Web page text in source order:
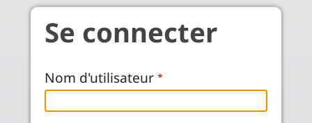
Aller au contenu principal
Se connecter
Nom d'utilisateur